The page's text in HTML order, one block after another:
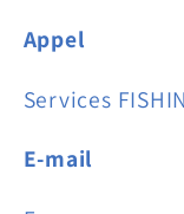
Appel
Services
E-mail